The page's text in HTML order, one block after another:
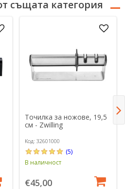
същата категория
Точилка за ножове, 19,5
см - Zwilling
Код: 32601000
(5)
В наличност
€45,00